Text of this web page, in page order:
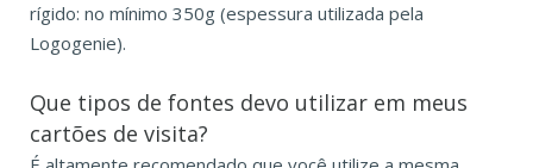
rígido: no mínimo 350g (espessura utilizada pela
Logogenie).
Que tipos de fontes devo utilizar em meus
cartões de visita?